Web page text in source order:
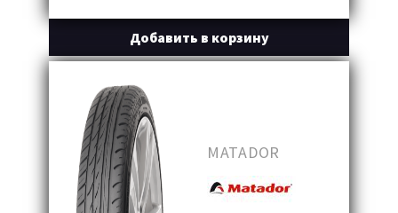
Добавить в корзину
MATADOR